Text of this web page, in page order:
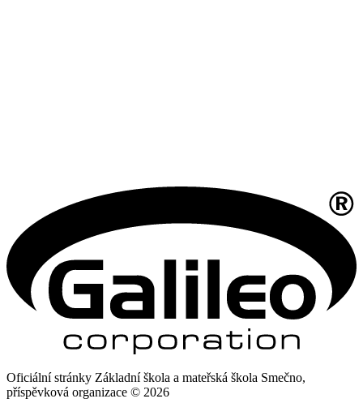
Oficiální stránky Základní škola a mateřská škola Smečno,
příspěvková organizace © 2026